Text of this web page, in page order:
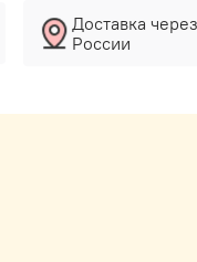
Доставка
России